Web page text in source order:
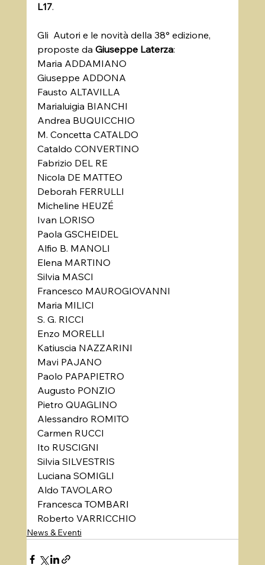
L17.
Gli  Autori e le novità della 38° edizione,
proposte da Giuseppe Laterza:
Maria ADDAMIANO
Giuseppe ADDONA
Fausto ALTAVILLA
Marialuigia BIANCHI
Andrea BUQUICCHIO
M. Concetta CATALDO
Cataldo CONVERTINO
Fabrizio DEL RE
Nicola DE MATTEO
Deborah FERRULLI
Micheline HEUZÉ
Ivan LORISO
Paola GSCHEIDEL
Alfio B. MANOLI
Elena MARTINO
Silvia MASCI
Francesco MAUROGIOVANNI
Maria MILICI
S. G. RICCI
Enzo MORELLI
Katiuscia NAZZARINI
Mavi PAJANO
Paolo PAPAPIETRO
Augusto PONZIO
Pietro QUAGLINO
Alessandro ROMITO
Carmen RUCCI
Ito RUSCIGNI
Silvia SILVESTRIS
Luciana SOMIGLI
Aldo TAVOLARO
Francesca TOMBARI
Roberto VARRICCHIO
News & Eventi